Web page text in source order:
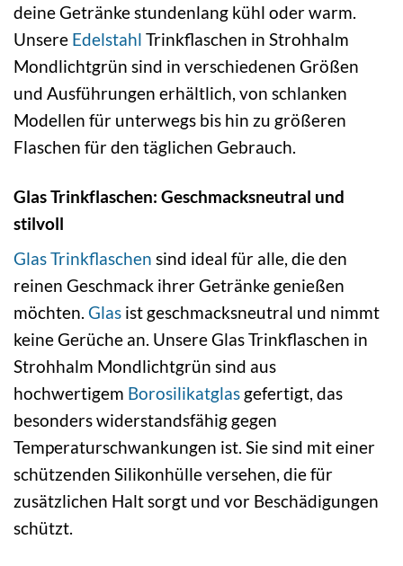
deine Getränke stundenlang kühl oder warm.
Unsere Edelstahl Trinkflaschen in Strohhalm
Mondlichtgrün sind in verschiedenen Größen
und Ausführungen erhältlich, von schlanken
Modellen für unterwegs bis hin zu größeren
Flaschen für den täglichen Gebrauch.
Glas Trinkflaschen: Geschmacksneutral und
stilvoll
Glas Trinkflaschen sind ideal für alle, die den
reinen Geschmack ihrer Getränke genießen
möchten. Glas ist geschmacksneutral und nimmt
keine Gerüche an. Unsere Glas Trinkflaschen in
Strohhalm Mondlichtgrün sind aus
hochwertigem Borosilikatglas gefertigt, das
besonders widerstandsfähig gegen
Temperaturschwankungen ist. Sie sind mit einer
schützenden Silikonhülle versehen, die für
zusätzlichen Halt sorgt und vor Beschädigungen
schützt.